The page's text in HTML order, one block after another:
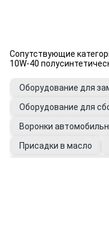
Сопутствующие
10W-40
Оборудование для
Оборудование для
Воронки
Присадки в масло